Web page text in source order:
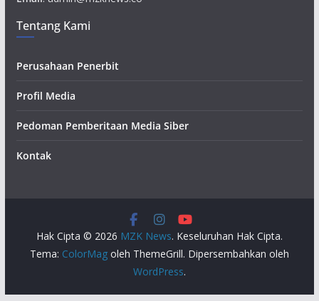
Tentang Kami
Perusahaan Penerbit
Profil Media
Pedoman Pemberitaan Media Siber
Kontak
Hak Cipta © 2026 MZK News. Keseluruhan Hak Cipta.
Tema: ColorMagoleh ThemeGrill. Dipersembahkan oleh
WordPress.